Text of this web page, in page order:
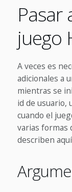
Pasar
juego
A veces es
adicionales a
mientras se
id de usuario,
cuando el
varias formas
describen